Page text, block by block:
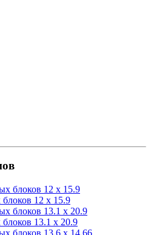
12 х 15.9
13.1 х 20.9